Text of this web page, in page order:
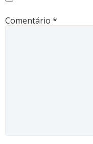
Comentário *